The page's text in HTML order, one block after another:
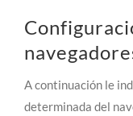
A continuación le
determinada del